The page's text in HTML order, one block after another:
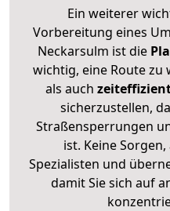
Ein weiterer
Vorbereitung eines
Neckarsulm ist die
wichtig, eine Route zu
als auch
sicherzustellen,
Straßensperrungen
ist. Keine
Spezialisten und
damit Sie sich auf